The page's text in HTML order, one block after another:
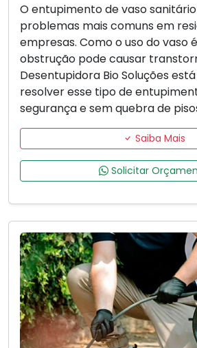
O entupimento de vaso
problemas mais comuns em
empresas. Como o uso do vaso
obstrução pode causar
Desentupidora Bio Soluções
resolver esse tipo de
segurança e sem quebra de
Saiba Mais
Solicitar